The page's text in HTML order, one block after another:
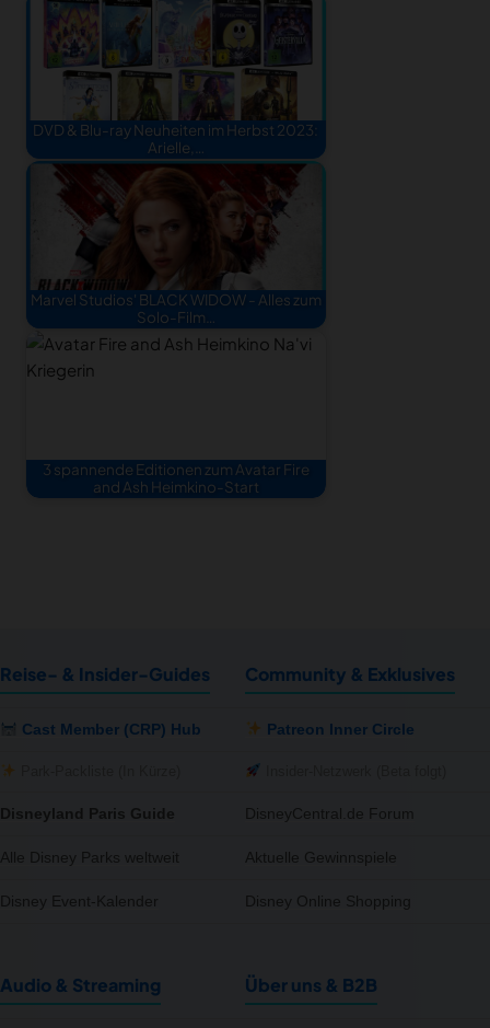
DVD & Blu-ray Neuheiten im Herbst 2023:
Arielle,…
Marvel Studios' BLACK WIDOW - Alles zum
Solo-Film…
3 spannende Editionen zum Avatar Fire
and Ash Heimkino-Start
Reise- & Insider-Guides
Cast Member (CRP) Hub
Disneyland Paris Guide
Alle Disney Parks weltweit
Disney Event-Kalender
Community & Exklusives
Patreon Inner Circle
DisneyCentral.de Forum
Aktuelle Gewinnspiele
Disney Online Shopping
Audio & Streaming Über uns & B2B